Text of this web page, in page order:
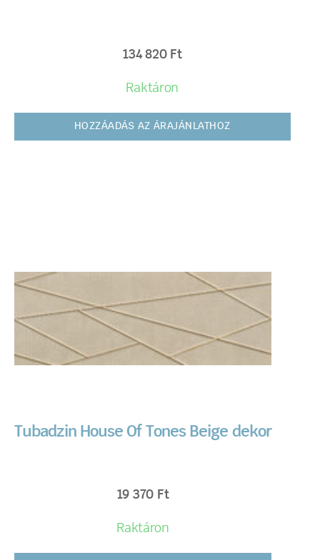
134 820 Ft
Raktáron
HOZZÁADÁS AZ ÁRAJÁNLATHOZ
Tubadzin House Of Tones Beige dekor
19 370 Ft
Raktáron